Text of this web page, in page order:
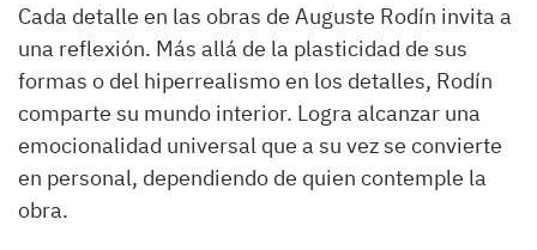
Cada detalle en las obras de Auguste Rodín invita a
una reflexión. Más allá de la plasticidad de sus
formas o del hiperrealismo en los detalles, Rodín
comparte su mundo interior. Logra alcanzar una
emocionalidad universal que a su vez se convierte
en personal, dependiendo de quien contemple la
obra.